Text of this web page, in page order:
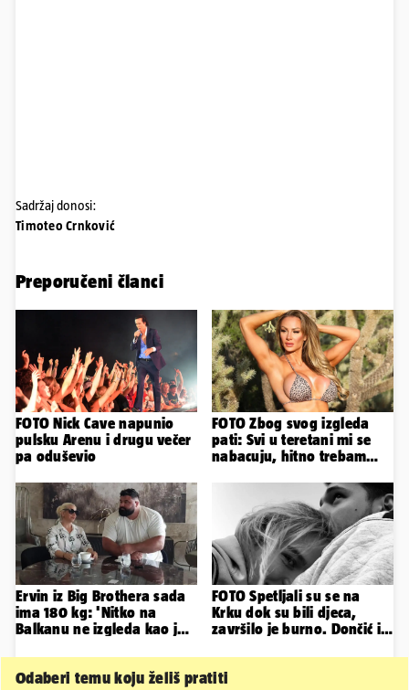
Sadržaj donosi:
Timoteo Crnković
Preporučeni članci
FOTO Nick Cave napunio
pulsku Arenu i drugu večer
pa oduševio
FOTO Zbog svog izgleda
pati: Svi u teretani mi se
nabacuju, hitno trebam
Ervin iz Big Brothera sada
ima 180 kg: 'Nitko na
Balkanu ne izgleda kao ja,
FOTO Spetljali su se na
Krku dok su bili djeca,
završilo je burno. Dončić i
Odaberi temu koju želiš pratiti